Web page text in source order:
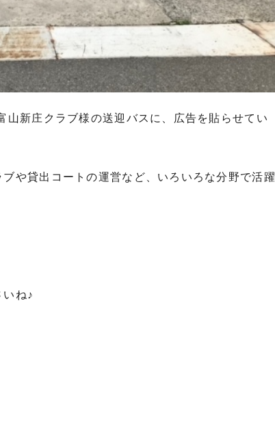
新庄クラブ様の送迎バスに、広告を貼らせてい
や貸出コートの運営など、いろいろな分野で活躍
ね♪